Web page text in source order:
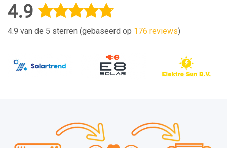
4.9
4.9 van de 5 sterren (gebaseerd op 176 reviews)